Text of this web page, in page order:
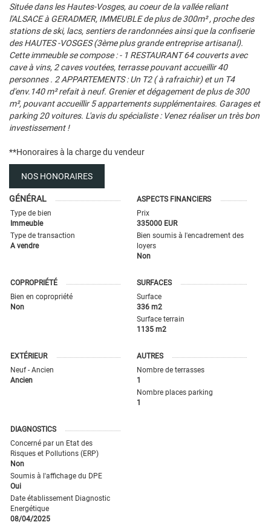
Située dans les Hautes-Vosges, au coeur de la vallée reliant
l'ALSACE à GERADMER, IMMEUBLE de plus de 300m² , proche des
stations de ski, lacs, sentiers de randonnées ainsi que la confiserie
des HAUTES -VOSGES (3ème plus grande entreprise artisanal).
Cette immeuble se compose : - 1 RESTAURANT 64 couverts avec
cave à vins, 2 caves voutées, terrasse pouvant accueillir 40
personnes . 2 APPARTEMENTS : Un T2 ( à rafraichir) et un T4
d'env.140 m² refait à neuf. Grenier et dégagement de plus de 300
m², pouvant accueillir 5 appartements supplémentaires. Garages et
parking 20 voitures. L'avis du spécialiste : Venez réaliser un très bon
investissement !
**Honoraires à la charge du vendeur
NOS HONORAIRES
GÉNÉRAL
Type de bien
Immeuble
Type de transaction
A vendre
ASPECTS FINANCIERS
Prix
335000 EUR
Bien soumis à l'encadrement des
loyers
Non
COPROPRIÉTÉ
Bien en copropriété
Non
SURFACES
Surface
336 m2
Surface terrain
1135 m2
EXTÉRIEUR
Neuf - Ancien
Ancien
AUTRES
Nombre de terrasses
1
Nombre places parking
1
DIAGNOSTICS
Concerné par un Etat des
Risques et Pollutions (ERP)
Non
Soumis à l'affichage du DPE
Oui
Date établissement Diagnostic
Energétique
08/04/2025